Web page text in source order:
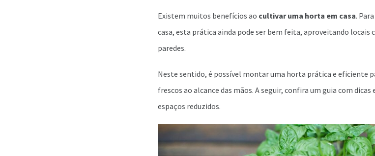
Existem muitos benefícios ao cultivar uma horta em casa.
casa, esta prática ainda pode ser bem feita, aproveitando locais
paredes.
Neste sentido, é possível montar uma horta prática e eficiente
frescos ao alcance das mãos. A seguir, confira um guia com
espaços reduzidos.